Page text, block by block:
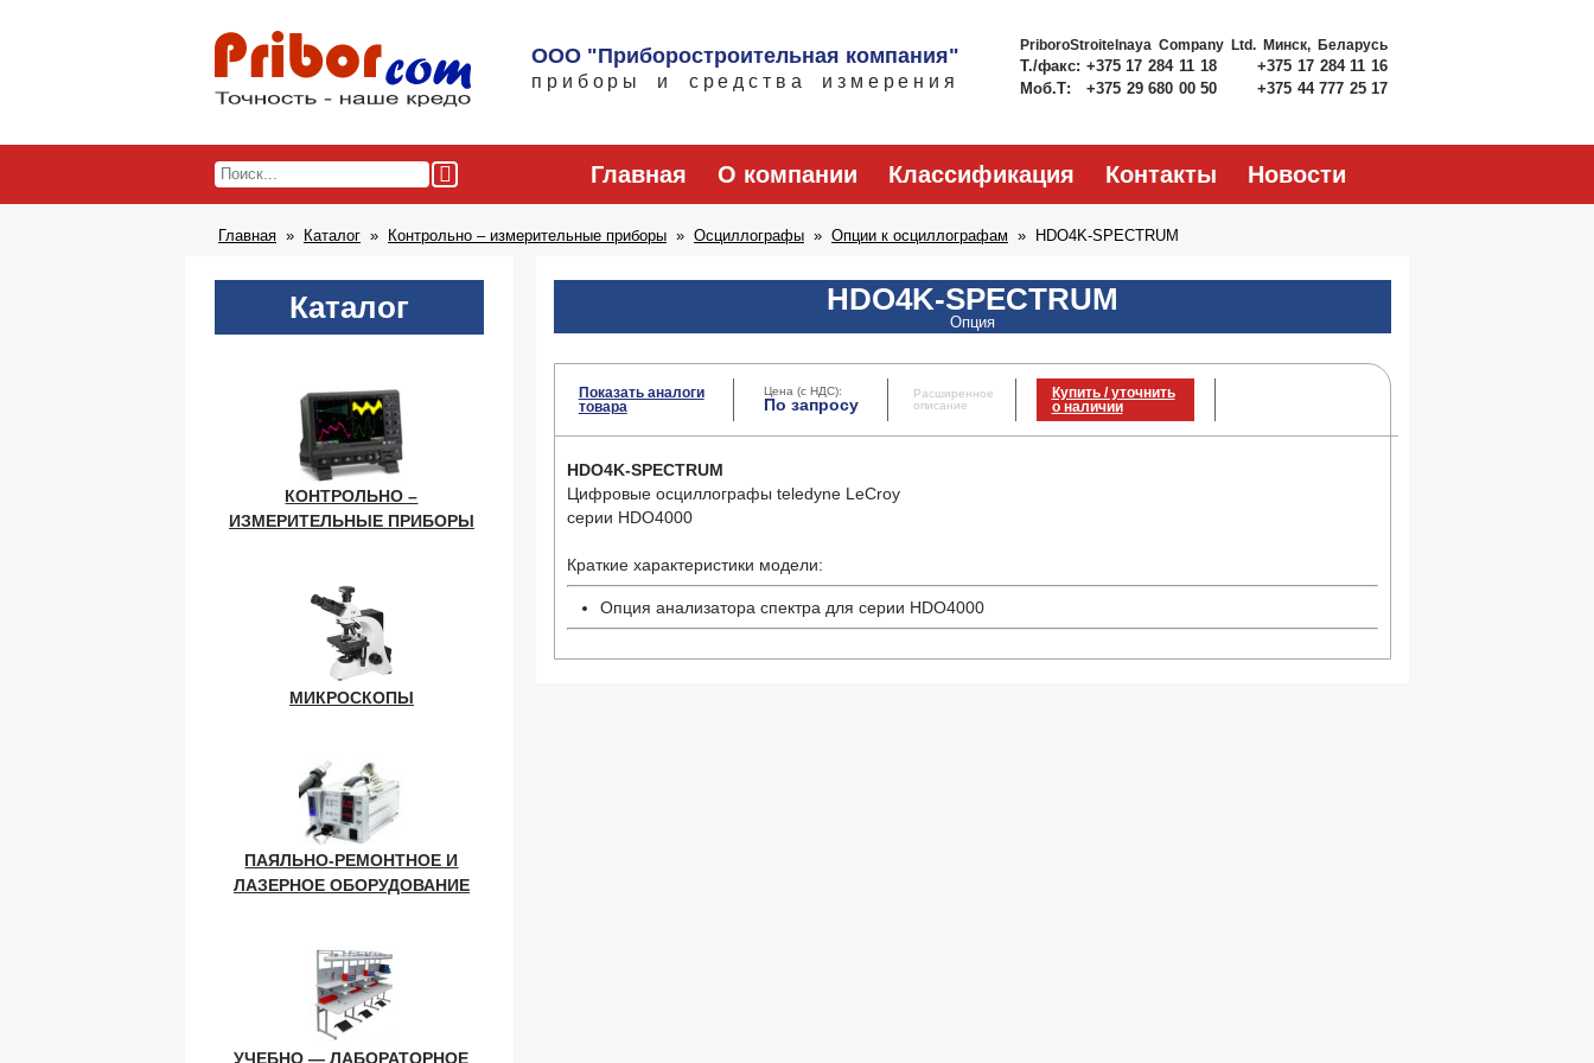
ООО "Приборостроительная компания"
приборы и средства измерения
PriboroStroitelnaya Company Ltd. Минск, Беларусь
Т./факс: +375 17 284 11 18
+375 17 284 11 16
Моб.Т:
+375 29 680 00 50 +375 44 777 25 17
Главная О компании Классификация Контакты Новости
Главная Каталог Контрольно – измерительные приборы Осциллографы Опции к осциллографам HDO4K-SPECTRUM
Каталог
КОНТРОЛЬНО –
ИЗМЕРИТЕЛЬНЫЕ ПРИБОРЫ
МИКРОСКОПЫ
ПАЯЛЬНО-РЕМОНТНОЕ И
ЛАЗЕРНОЕ ОБОРУДОВАНИЕ
УЧЕБНО — ЛАБОРАТОРНОЕ
HDO4K-SPECTRUM
Опция
Показать аналоги
товара
Цена (с НДС):
По запросу
Расширенное
описание
Купить / уточнить
о наличии
HDO4K-SPECTRUM
Цифровые осциллографы teledyne LeCroy
серии HDO4000
Краткие характеристики модели:
Опция анализатора спектра для серии HDO4000